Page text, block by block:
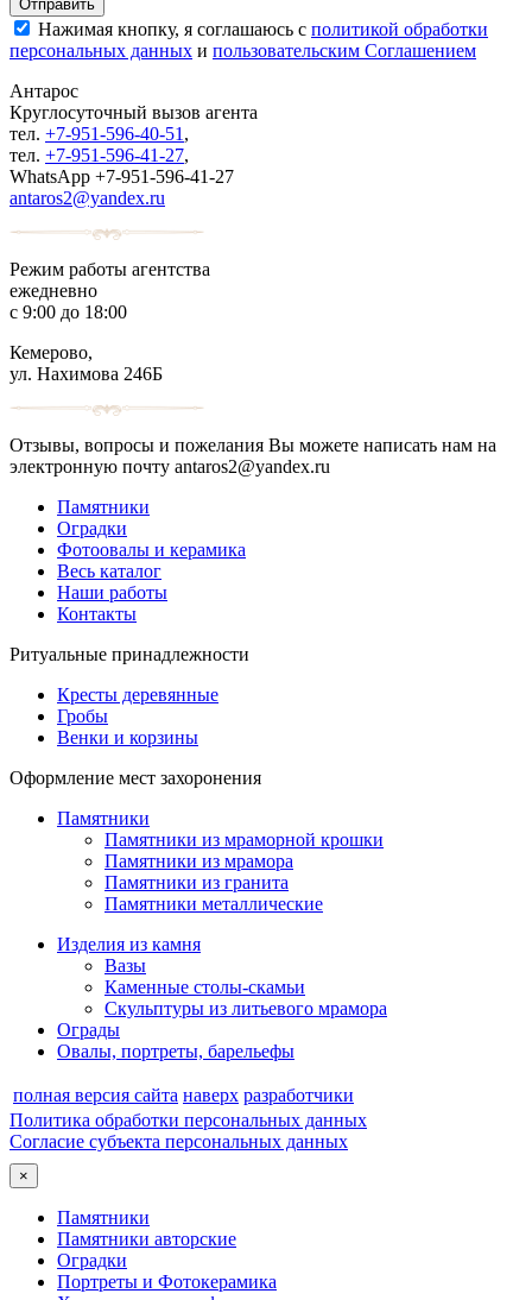
Нажимая кнопку, я соглашаюсь с политикой обработки
персональных данных и пользовательским Соглашением
Антарос
Круглосуточный вызов агента
тел. +7-951-596-40-51 ,
тел. +7-951-596-41-27,
WhatsApp +7-951-596-41-27
antaros2@yandex.ru
Режим работы агентства
ежедневно
с 9:00 до 18:00
Кемерово,
ул. Нахимова 246Б
Отзывы, вопросы и пожелания Вы можете написать нам на
электронную почту antaros2@yandex.ru
Памятники
Оградки
Фотоовалы и керамика
Весь каталог
Наши работы
Контакты
Ритуальные принадлежности
Кресты деревянные
Гробы
Венки и корзины
Оформление мест захоронения
Памятники
Памятники из мраморной крошки
Памятники из мрамора
Памятники из гранита
Памятники металлические
Изделия из камня
Вазы
Каменные столы-скамьи
Скульптуры из литьевого мрамора
Ограды
Овалы, портреты, барельефы
полная версия сайта наверх разработчики
Политика обработки персональных данных
Согласие субъекта персональных данных
×
Памятники
Памятники авторские
Оградки
Портреты и Фотокерамика